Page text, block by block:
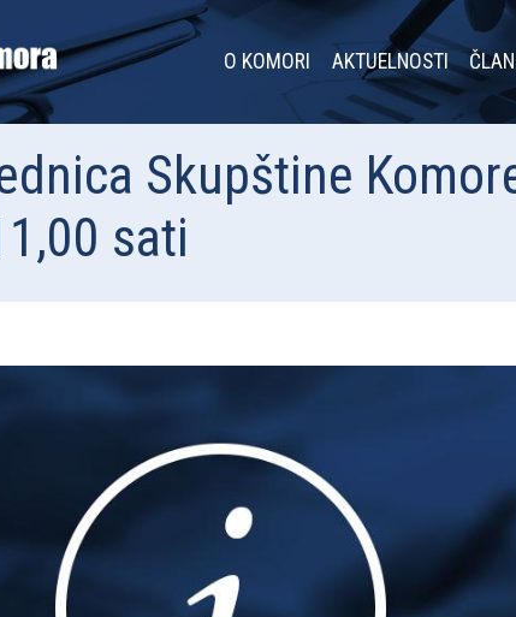
O KOMORI AKTUELNOSTI
Skupštine
sati